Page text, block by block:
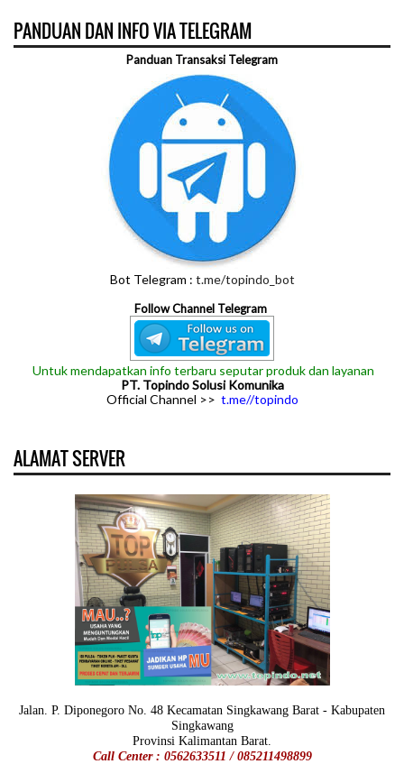
PANDUAN DAN INFO VIA TELEGRAM
Panduan Transaksi Telegram
Bot Telegram : t.me/topindo_bot
Follow Channel Telegram
Untuk mendapatkan info terbaru seputar produk dan layanan
PT. Topindo Solusi Komunika
Official Channel >> t.me//topindo
ALAMAT SERVER
Jalan. P. Diponegoro No. 48 Kecamatan Singkawang Barat - Kabupaten
Singkawang
Provinsi Kalimantan Barat.
Call Center : 0562633511 / 085211498899